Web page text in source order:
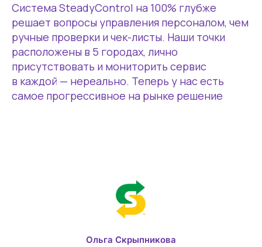
Система SteadyControl на 100% глубже
решает вопросы управления персоналом, чем
ручные проверки и чек-листы. Наши точки
расположены в 5 городах, лично
присутствовать и мониторить сервис
в каждой — нереально. Теперь у нас есть
самое прогрессивное на рынке решение
Ольга Скрыпникова